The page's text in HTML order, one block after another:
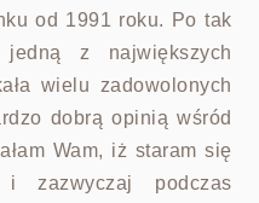
od 1991 roku. Po tak
z największych
wielu zadowolonych
dobrą opinią wśród
Wam, iż staram się
zazwyczaj podczas